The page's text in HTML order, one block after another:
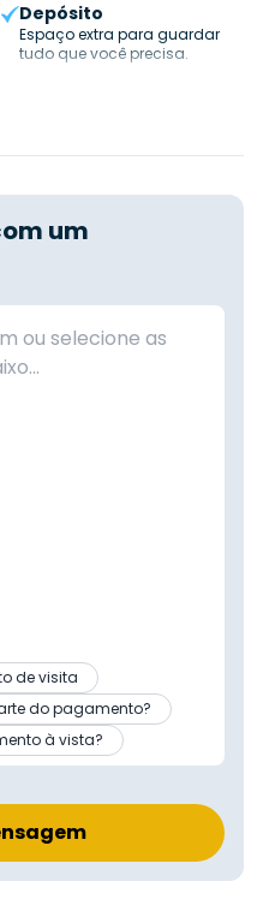
Depósito
Espaço extra para guardar
tudo que você precisa.
um
de visita
do pagamento?
à vista?